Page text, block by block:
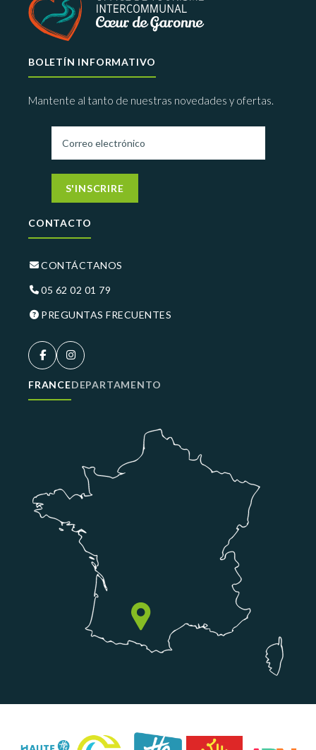
BOLETÍN INFORMATIVO
Mantente al tanto de nuestras novedades y ofertas.
S'INSCRIRE
CONTACTO
CONTÁCTANOS
05 62 02 01 79
PREGUNTAS FRECUENTES
FRANCEDEPARTAMENTO